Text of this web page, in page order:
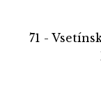
71 -